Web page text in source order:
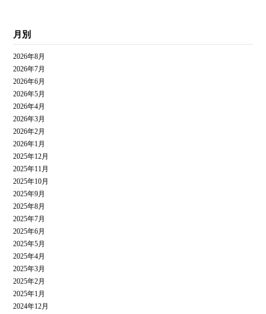
月別
2026年8月
2026年7月
2026年6月
2026年5月
2026年4月
2026年3月
2026年2月
2026年1月
2025年12月
2025年11月
2025年10月
2025年9月
2025年8月
2025年7月
2025年6月
2025年5月
2025年4月
2025年3月
2025年2月
2025年1月
2024年12月